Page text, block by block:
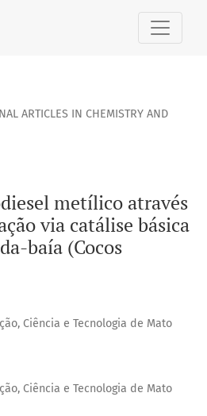
através da
ARTICLES IN CHEMISTRY AND
metílico através
via catálise básica
baía (Cocos
Ciência e Tecnologia de Mato
Ciência e Tecnologia de Mato